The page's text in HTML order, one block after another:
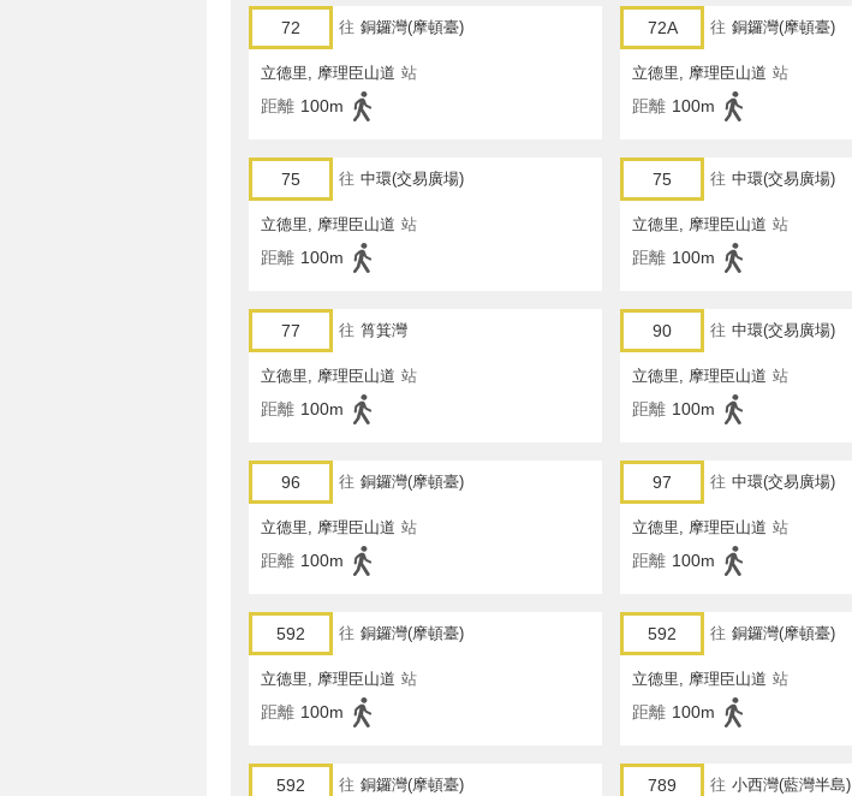
72 往 銅鑼灣(摩頓臺)
立德里, 摩理臣山道 站
距離 100m
72A 往 銅鑼灣(摩頓臺)
立德里, 摩理臣山道 站
距離 100m
75 往 中環(交易廣場)
立德里, 摩理臣山道 站
距離 100m
75 往 中環(交易廣場)
立德里, 摩理臣山道 站
距離 100m
77 往 筲箕灣
立德里, 摩理臣山道 站
距離 100m
90 往 中環(交易廣場)
立德里, 摩理臣山道 站
距離 100m
96 往 銅鑼灣(摩頓臺)
立德里, 摩理臣山道 站
距離 100m
97 往 中環(交易廣場)
立德里, 摩理臣山道 站
距離 100m
592 往 銅鑼灣(摩頓臺)
立德里, 摩理臣山道 站
距離 100m
592 往 銅鑼灣(摩頓臺)
立德里, 摩理臣山道 站
距離 100m
592 往 銅鑼灣(摩頓臺) 789 往 小西灣(藍灣半島)